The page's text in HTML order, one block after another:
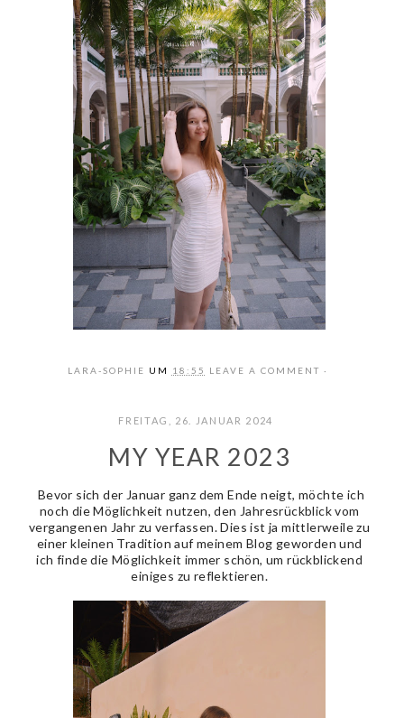
LARA-SOPHIE UM 18:55 LEAVE A COMMENT
FREITAG, 26. JANUAR 2024
MY YEAR 2023
Bevor sich der Januar ganz dem Ende neigt, möchte ich
noch die Möglichkeit nutzen, den Jahresrückblick vom
vergangenen Jahr zu verfassen. Dies ist ja mittlerweile zu
einer kleinen Tradition auf meinem Blog geworden und
ich finde die Möglichkeit immer schön, um rückblickend
einiges zu reflektieren.